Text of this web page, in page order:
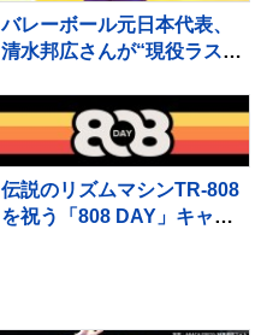
バレーボール元日本代表、
清水邦広さんが“現役ラスト
てすごい」引退記念試合で
豪華メンバーも集結
伝説のリズムマシンTR-808
を祝う「808 DAY」キャン